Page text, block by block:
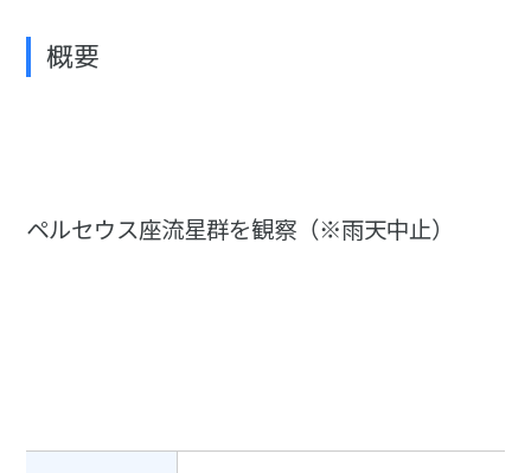
概要
ペルセウス座流星群を観察（※雨天中止）